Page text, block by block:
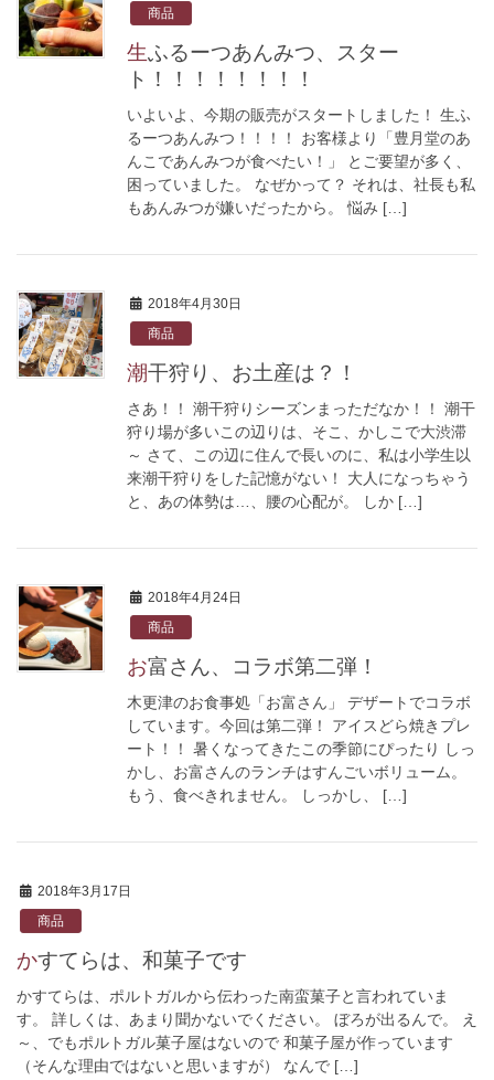
商品
生ふるーつあんみつ、スター
ト！！！！！！！！
いよいよ、今期の販売がスタートしました！ 生ふ
るーつあんみつ！！！！ お客様より「豊月堂のあ
んこであんみつが食べたい！」 とご要望が多く、
困っていました。 なぜかって？ それは、社長も私
もあんみつが嫌いだったから。 悩み […]
2018年4月30日
商品
潮干狩り、お土産は？！
さあ！！ 潮干狩りシーズンまっただなか！！ 潮干
狩り場が多いこの辺りは、そこ、かしこで大渋滞
～ さて、この辺に住んで長いのに、私は小学生以
来潮干狩りをした記憶がない！ 大人になっちゃう
と、あの体勢は…、腰の心配が。 しか […]
2018年4月24日
商品
お富さん、コラボ第二弾！
木更津のお食事処「お富さん」 デザートでコラボ
しています。今回は第二弾！ アイスどら焼きプレ
ート！！ 暑くなってきたこの季節にぴったり しっ
かし、お富さんのランチはすんごいボリューム。
もう、食べきれません。 しっかし、 […]
2018年3月17日
商品
かすてらは、和菓子です
かすてらは、ポルトガルから伝わった南蛮菓子と言われていま
す。 詳しくは、あまり聞かないでください。 ぼろが出るんで。 え
～、でもポルトガル菓子屋はないので 和菓子屋が作っています
（そんな理由ではないと思いますが） なんで […]